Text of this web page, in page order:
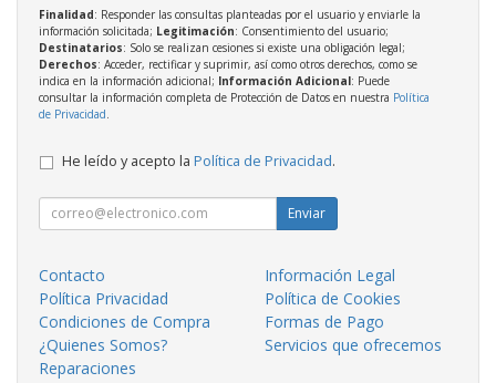
Finalidad: Responder las consultas planteadas por el usuario y enviarle la
información solicitada; Legitimación: Consentimiento del usuario;
Destinatarios: Solo se realizan cesiones si existe una obligación legal;
Derechos: Acceder, rectificar y suprimir, así como otros derechos, como se
indica en la información adicional; Información Adicional: Puede
consultar la información completa de Protección de Datos en nuestra Política
de Privacidad
He leído y acepto la Política de Privacidad.
Enviar
Contacto
Información Legal
Política Privacidad
Política de Cookies
Condiciones de Compra
Formas de Pago
¿Quienes Somos?
Servicios que ofrecemos
Reparaciones